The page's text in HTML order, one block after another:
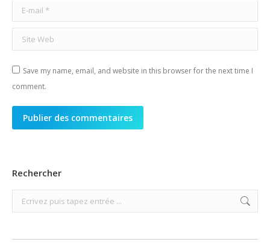
E-mail *
Site Web
Save my name, email, and website in this browser for the next time I
comment.
Publier des commentaires
Rechercher
Search: